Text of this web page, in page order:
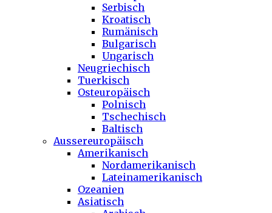
Serbisch
Kroatisch
Rumänisch
Bulgarisch
Ungarisch
Neugriechisch
Tuerkisch
Osteuropäisch
Polnisch
Tschechisch
Baltisch
Aussereuropäisch
Amerikanisch
Nordamerikanisch
Lateinamerikanisch
Ozeanien
Asiatisch